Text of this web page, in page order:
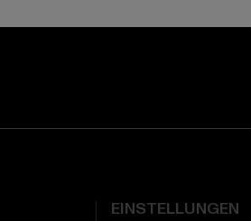
EINSTELLUNGEN